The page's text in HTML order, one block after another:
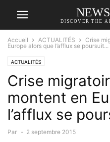
DISCOVER THE
Accueil ACTUALITÉS
Crise
Europe alors que l’afflux se poursuit...
ACTUALITÉS
Crise
montent en
l’afflux se
Par - 2 septembre 2015